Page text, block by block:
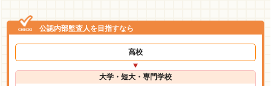
公認内部監査人を目指すなら
高校
大学・短大・専門学校